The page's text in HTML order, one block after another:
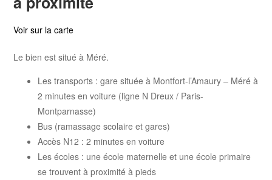
Voir sur la carte
Le bien est situé à Méré.
Les transports : gare située à Montfort-l’Amaury – Méré à
2 minutes en voiture (ligne N Dreux / Paris-
Montparnasse)
Bus (ramassage scolaire et gares)
Accès N12 : 2 minutes en voiture
Les écoles : une école maternelle et une école primaire
se trouvent à proximité à pieds